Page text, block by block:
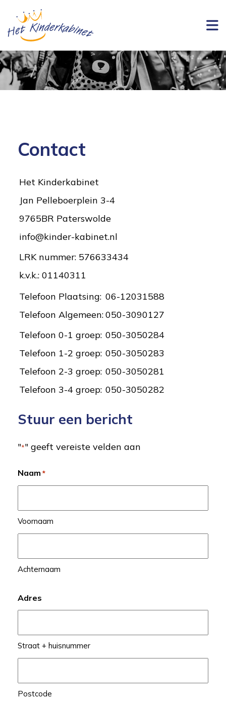
Contact
Het Kinderkabinet
Jan Pelleboerplein 3-4
9765BR Paterswolde
info@kinder-kabinet.nl
LRK nummer: 576633434
k.v.k.: 01140311
Telefoon Plaatsing: 06-12031588
Telefoon Algemeen:050-3090127
Telefoon 0-1 groep: 050-3050284
Telefoon 1-2 groep: 050-3050283
Telefoon 2-3 groep: 050-3050281
Telefoon 3-4 groep: 050-3050282
Stuur een bericht
"*" geeft vereiste velden aan
Naam *
Voornaam
Achternaam
Adres
Straat + huisnummer
Postcode